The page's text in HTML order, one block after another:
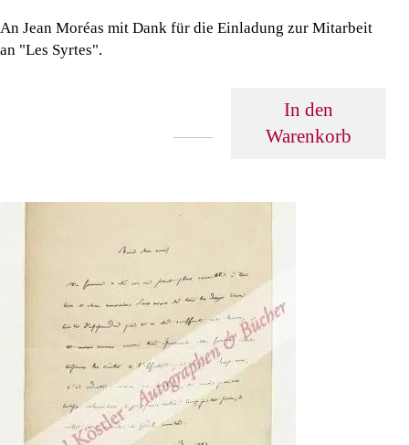
An Jean Moréas mit Dank für die Einladung zur Mitarbeit
an "Les Syrtes".
In den
Warenkorb